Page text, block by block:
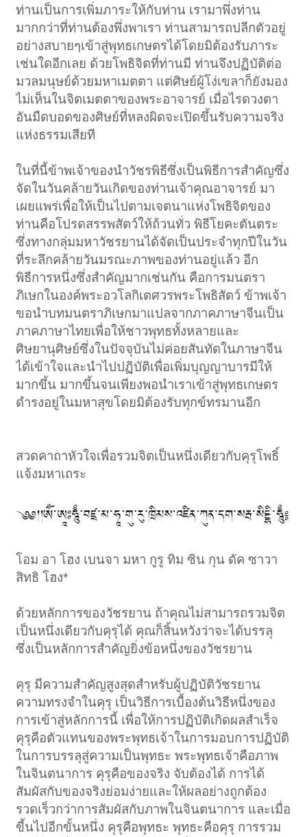
ท่านเป็นการเพิ่มภาระให้กับท่าน เรามาพึ่งท่าน
มากกว่าที่ท่านต้องพึ่งพาเรา ท่านสามารถปลีกตัวอยู่
อย่างสบายๆเข้าสู่พุทธเกษตรได้โดยมิต้องรับภาระ
เช่นใดอีกเลย ด้วยโพธิจิตที่ท่านมี ท่านจึงปฏิบัติต่อ
มวลมนุษย์ด้วยมหาเมตตา แต่ศิษย์ผู้โง่เขลาก็ยังมอง
ไม่เห็นในจิตเมตตาของพระอาจารย์ เมื่อไรดวงตา
อันมืดบอดของศิษย์ที่หลงผิดจะเปิดขึ้นรับความจริง
แห่งธรรมเสียที
ในที่นี้ข้าพเจ้าของนำวัชรพิธีซึ่งเป็นพิธีการสำคัญซึ่ง
จัดในวันคล้ายวันเกิดของท่านเจ้าคุณอาจารย์ มา
เผยแพร่เพื่อให้เป็นไปตามเจตนาแห่งโพธิจิตของ
ท่านคือโปรดสรรพสัตว์ให้ถ้วนทั่ว พิธีโยคะตันตระ
ซึ่งทางกลุ่มมหาวัชรยานได้จัดเป็นประจำทุกปีในวัน
ที่ระลึกคล้ายวันมรณะภาพของท่านอยู่แล้ว อีก
พิธีการหนึ่งซึ่งสำคัญมากเช่นกัน คือการมนตรา
ภิเษกในองค์พระอวโลกิเตศวรพระโพธิสัตว์ ข้าพเจ้า
ขอนำบทมนตราภิเษกมาแปลจากภาคภาษาจีนเป็น
ภาคภาษาไทยเพื่อให้ชาวพุทธทั้งหลายและ
ศิษยานุศิษย์ซึ่งในปัจจุบันไม่ค่อยสันทัดในภาษาจีน
ได้เข้าใจและนำไปปฏิบัติเพื่อเพิ่มบุญญาบารมีให้
มากขึ้น มากขึ้นจนเพียงพอนำเราเข้าสู่พุทธเกษตร
ดำรงอยู่ในมหาสุขโดยมิต้องรับทุกข์ทรมานอีก
สวดคาถาหัวใจเพื่อรวมจิตเป็นหนึ่งเดียวกับคุรุโพธิ์
แจ้งมหาเถระ
โอม อา โฮง เบนจา มหา กูรู ทิม ซิน กุน ดัค ซาวา
สิทธิ โฮง*
ด้วยหลักการของวัชรยาน ถ้าคุณไม่สามารถรวมจิต
เป็นหนึ่งเดียวกับคุรุได้ คุณก็สิ้นหวังว่าจะได้บรรลุ
ซึ่งเป็นหลักการสำคัญยิ่งข้อหนึ่งของวัชรยาน
คุรุ มีความสำคัญสูงสุดสำหรับผู้ปฏิบัติวัชรยาน
ความทรงจำในคุรุ เป็นวิธีการเบื้องต้นวิธีหนึ่งของ
การเข้าสู่หลักการนี้ เพื่อให้การปฏิบัติเกิดผลสำเร็จ
คุรุคือตัวแทนของพระพุทธเจ้าในการมอบการปฏิบัติ
ในการบรรลุสู่ความเป็นพุทธะ พระพุทธเจ้าคือภาพ
ในจินตนาการ คุรุคือของจริง จับต้องได้ การได้
สัมผัสกับของจริงย่อมง่ายและให้ผลอย่างถูกต้อง
รวดเร็วกว่าการสัมผัสกับภาพในจินตนาการ และเมื่อ
ขี้นไปอีกขั้นหนึ่ง คุรุคือพุทธะ พุทธะคือคุรุ การรวม